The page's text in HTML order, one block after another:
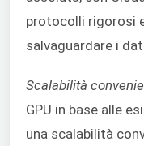
protocolli rigorosi
salvaguardare i
Scalabilità
GPU in base alle
una scalabilità